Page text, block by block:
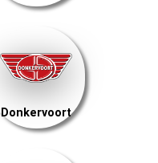
Donkervoort